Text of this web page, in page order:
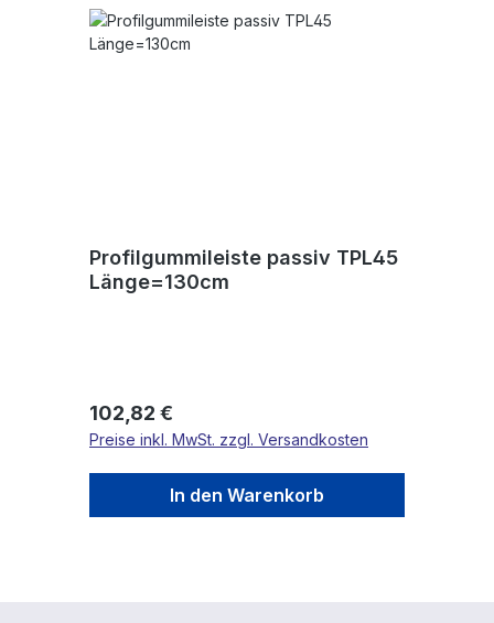
Profilgummileiste passiv TPL45
Länge=130cm
Regulärer Preis:
102,82 €
Preise inkl. MwSt. zzgl. Versandkosten
In den Warenkorb